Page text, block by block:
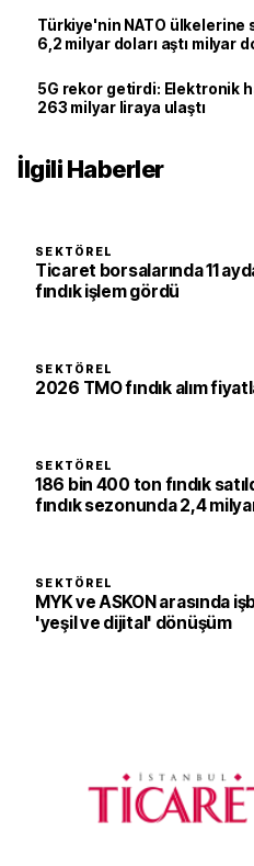
Türkiye'nin NATO ülkelerine
6,2 milyar doları aştı milyar
5G rekor getirdi: Elektronik
263 milyar liraya ulaştı
İlgili Haberler
SEKTÖREL
Ticaret borsalarında 11
fındık işlem gördü
SEKTÖREL
2026 TMO fındık alım
SEKTÖREL
186 bin 400 ton fındık
fındık sezonunda 2,4
SEKTÖREL
MYK ve ASKON arasında
'yeşil ve dijital' dönüşüm